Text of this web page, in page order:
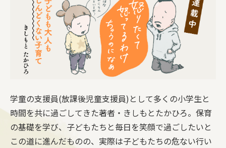
学童の支援員(放課後児童支援員)として多くの小学生と
時間を共に過ごしてきた著者・きしもとたかひろ。保育
の基礎を学び、子どもたちと毎日を笑顔で過ごしたいと
この道に進んだものの、実際は子どもたちの危ない行い